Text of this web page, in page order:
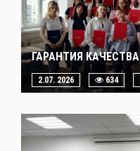
ГАРАНТИЯ КАЧЕСТВА
2.07. 2026 634